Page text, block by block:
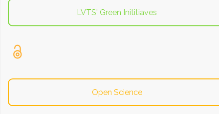
LVTS' Green Inititiaves
Open Science